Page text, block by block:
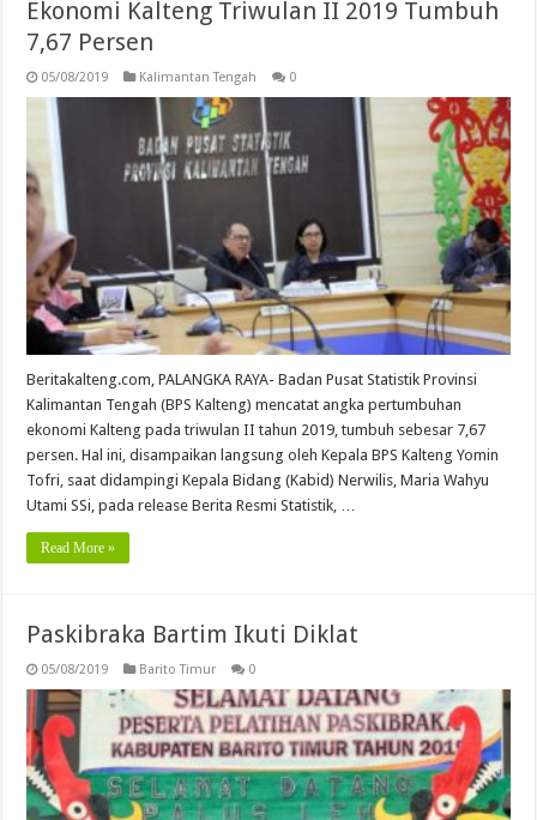
Ekonomi Kalteng Triwulan II 2019 Tumbuh
7,67 Persen
05/08/2019 Kalimantan Tengah 0
Beritakalteng.com, PALANGKA RAYA- Badan Pusat Statistik Provinsi
Kalimantan Tengah (BPS Kalteng) mencatat angka pertumbuhan
ekonomi Kalteng pada triwulan II tahun 2019, tumbuh sebesar 7,67
persen. Hal ini, disampaikan langsung oleh Kepala BPS Kalteng Yomin
Tofri, saat didampingi Kepala Bidang (Kabid) Nerwilis, Maria Wahyu
Utami SSi, pada release Berita Resmi Statistik, …
Read More »
Paskibraka Bartim Ikuti Diklat
05/08/2019 Barito Timur 0